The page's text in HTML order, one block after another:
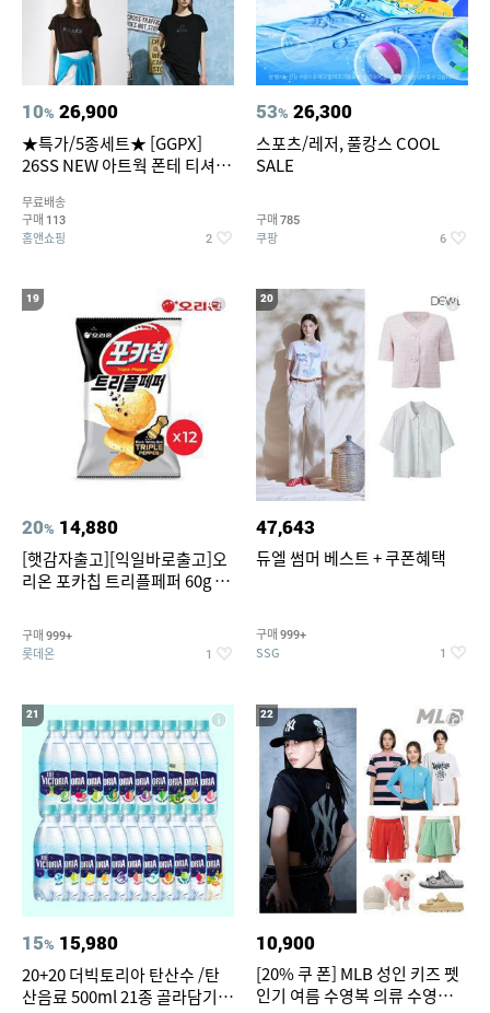
10% 26,900
★특가/5종세트★ [GGPX]
26SS NEW 아트웍 폰테 티셔츠
무료배송
구매 113
홈앤쇼핑 2
53% 26,300
스포츠/레저, 풀캉스 COOL
SALE
구매 785
쿠팡 6
19
20% 14,880
[햇감자출고][익일바로출고]오
리온 포카칩 트리플페퍼 60g 12
구매 999+
롯데온 1
20
47,643
듀엘 썸머 베스트 + 쿠폰혜택
구매 999+
SSG 1
21
15% 15,980
20+20 더빅토리아 탄산수 /탄
산음료 500ml 21종 골라담기
22
10,900
[20% 쿠 폰] MLB 성인 키즈 펫
인기 여름 수영복 의류 수영복